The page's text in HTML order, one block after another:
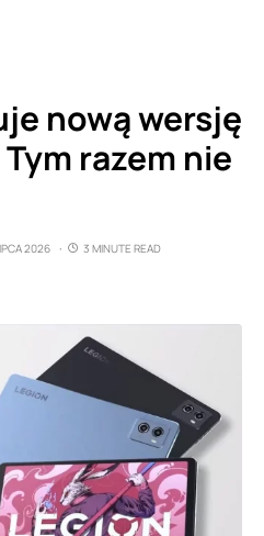
nową wersję
razem nie
2026
3 MINUTE READ